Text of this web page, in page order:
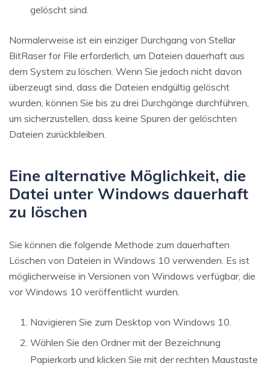
gelöscht sind.
Normalerweise ist ein einziger Durchgang von Stellar
BitRaser for File erforderlich, um Dateien dauerhaft aus
dem System zu löschen. Wenn Sie jedoch nicht davon
überzeugt sind, dass die Dateien endgültig gelöscht
wurden, können Sie bis zu drei Durchgänge durchführen,
um sicherzustellen, dass keine Spuren der gelöschten
Dateien zurückbleiben.
Eine alternative Möglichkeit, die
Datei unter Windows dauerhaft
zu löschen
Sie können die folgende Methode zum dauerhaften
Löschen von Dateien in Windows 10 verwenden. Es ist
möglicherweise in Versionen von Windows verfügbar, die
vor Windows 10 veröffentlicht wurden.
Navigieren Sie zum Desktop von Windows 10.
Wählen Sie den Ordner mit der Bezeichnung
Papierkorb und klicken Sie mit der rechten Maustaste